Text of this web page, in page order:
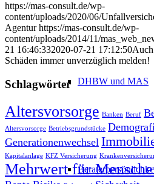
DHBW und MAS
https://mas-consult.de/wp-
content/uploads/2020/06/
Agentur https://mas-consult.de/wp-
content/uploads/2014/11/
21 16:46:332020-07-21 17:12:50
Schäden immer unverzüglich melden!
Schlagwörter
Altersvorsorge Banken Beruf
Altersvorsorge Betriebsgrundstücke
Generationenwechsel
Kapitalanlage KFZ Versicherung
Mehrwert für